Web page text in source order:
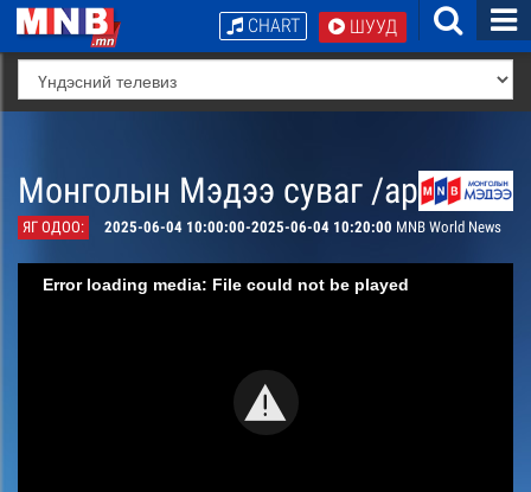
ШУУД
CHART
Монголын Мэдээ суваг /архив/
ЯГ ОДОО: 2025-06-04 10:00:00-2025-06-04 10:20:00 MNB World News
Error loading media: File could not be played